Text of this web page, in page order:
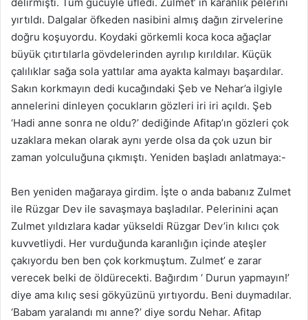
delirmişti. Tüm gücüyle üfledi. Zulmet’ in karanlık pelerini
yırtıldı. Dalgalar öfkeden nasibini almış dağın zirvelerine
doğru koşuyordu. Koydaki görkemli koca koca ağaçlar
büyük çıtırtılarla gövdelerinden ayrılıp kırıldılar. Küçük
çalılıklar sağa sola yattılar ama ayakta kalmayı başardılar.
Sakın korkmayın dedi kucağındaki Şeb ve Nehar’a ilgiyle
annelerini dinleyen çocukların gözleri iri iri açıldı. Şeb
‘Hadi anne sonra ne oldu?’ dediğinde Afitap’ın gözleri çok
uzaklara mekan olarak aynı yerde olsa da çok uzun bir
zaman yolculuğuna çıkmıştı. Yeniden başladı anlatmaya:-
Ben yeniden mağaraya girdim. İşte o anda babanız Zulmet
ile Rüzgar Dev ile savaşmaya başladılar. Pelerinini açan
Zulmet yıldızlara kadar yükseldi Rüzgar Dev’in kılıcı çok
kuvvetliydi. Her vurduğunda karanlığın içinde ateşler
çakıyordu ben ben çok korkmuştum. Zulmet’ e zarar
verecek belki de öldürecekti. Bağırdım ‘ Durun yapmayın!’
diye ama kılıç sesi gökyüzünü yırtıyordu. Beni duymadılar.
‘Babam yaralandı mı anne?’ diye sordu Nehar. Afitap